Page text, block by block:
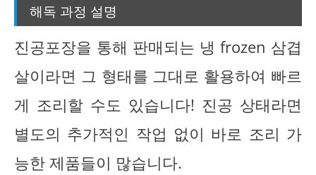
해독 과정 설명
진공포장을 통해 판매되는 냉 frozen 삼겹
살이라면 그 형태를 그대로 활용하여 빠르
게 조리할 수도 있습니다! 진공 상태라면
별도의 추가적인 작업 없이 바로 조리 가
능한 제품들이 많습니다.